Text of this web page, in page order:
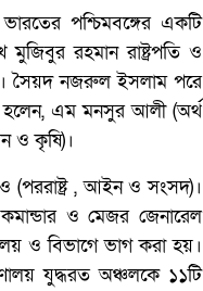
পশ্চিমবঙ্গের একটি
রহমান রাষ্ট্রপতি ও
সৈয়দ নজরুল ইসলাম পরে
হলেন, এম মনসুর আলী (অর্থ
ও কৃষি)।
(পররাষ্ট্র , আইন ও সংসদ)।
ও মেজর জেনারেল
ও বিভাগে ভাগ করা হয়।
যুদ্ধরত অঞ্চলকে ১১টি